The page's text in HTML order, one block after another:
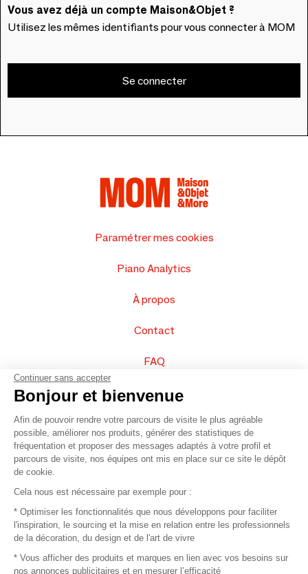
Vous avez déjà un compte Maison&Objet ?
Utilisez les mêmes identifiants pour vous connecter à MOM
Se connecter
Paramétrer mes cookies
Piano Analytics
À propos
Contact
FAQ
Vendez vos produits
Plan du site
© 2016 –Organisation SAFI
Recrutement
Continuer sans accepter
Bonjour et bienvenue
Afin de pouvoir rendre votre parcours de visite le plus agréable
possible, améliorer nos produits, générer des statistiques de
fréquentation et proposer des messages adaptés à votre profil et
parcours de visite, nos équipes ont mis en place sur ce site le dépôt
de cookie.
Cela nous est nécessaire par exemple pour :
* Optimiser les fonctionnalités que nous développons pour faciliter
l'inspiration, le sourcing et la mise en relation entre les professionnels
de la décoration, du design et de l'art de vivre
* Vous afficher des produits et marques en lien avec vos besoins sur
nos annonces publicitaires et en mesurer l’efficacité